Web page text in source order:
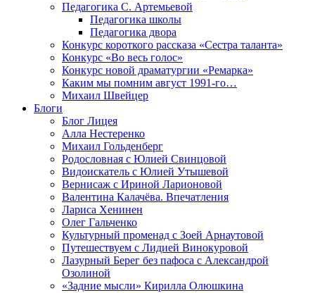
Педагогика С. Артемьевой
Педагогика школы
Педагогика двора
Конкурс короткого рассказа «Сестра таланта»
Конкурс «Во весь голос»
Конкурс новой драматургии «Ремарка»
Каким мы помним август 1991-го…
Михаил Швейцер
Блоги
Блог Лицея
Алла Нестеренко
Михаил Гольденберг
Родословная с Юлией Свинцовой
Видоискатель с Юлией Утышевой
Вернисаж с Ириной Ларионовой
Валентина Калачёва. Впечатления
Лариса Хенинен
Олег Гальченко
Культурный променад с Зоей Арнаутовой
Путешествуем с Лидией Винокуровой
Лазурный Берег без пафоса с Александрой
Озолиной
«Задние мысли» Кирилла Олюшкина